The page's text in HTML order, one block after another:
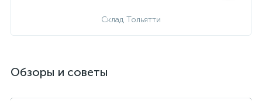
Склад Тольятти
Обзоры и советы